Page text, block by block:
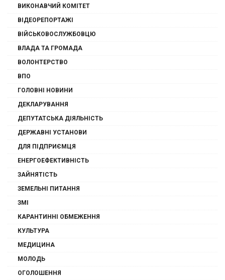
ВИКОНАВЧИЙ КОМІТЕТ
ВІДЕОРЕПОРТАЖІ
ВІЙСЬКОВОСЛУЖБОВЦЮ
ВЛАДА ТА ГРОМАДА
ВОЛОНТЕРСТВО
ВПО
ГОЛОВНІ НОВИНИ
ДЕКЛАРУВАННЯ
ДЕПУТАТСЬКА ДІЯЛЬНІСТЬ
ДЕРЖАВНІ УСТАНОВИ
ДЛЯ ПІДПРИЄМЦЯ
ЕНЕРГОЕФЕКТИВНІСТЬ
ЗАЙНЯТІСТЬ
ЗЕМЕЛЬНІ ПИТАННЯ
ЗМІ
КАРАНТИННІ ОБМЕЖЕННЯ
КУЛЬТУРА
МЕДИЦИНА
МОЛОДЬ
ОГОЛОШЕННЯ